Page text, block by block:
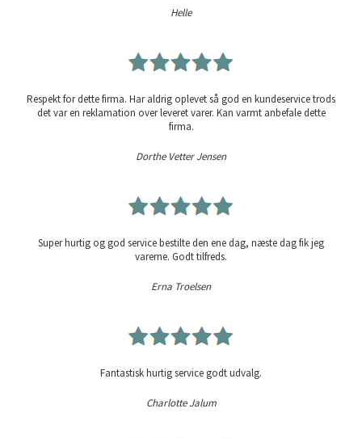
Helle
Respekt for dette firma. Har aldrig oplevet så god en kundeservice trods
det var en reklamation over leveret varer. Kan varmt anbefale dette
firma.
Dorthe Vetter Jensen
Super hurtig og god service bestilte den ene dag, næste dag fik jeg
varerne. Godt tilfreds.
Erna Troelsen
Fantastisk hurtig service godt udvalg.
Charlotte Jalum